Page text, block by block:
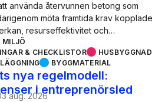
använda återvunnen betong som
möta framtida krav kopplade
resurseffektivitet och…
MILJÖ
& CHECKLISTOR
HUSBYGGNAD
BYGGMATERIAL
nya regelmodell:
i entreprenörsled
aug. 2026